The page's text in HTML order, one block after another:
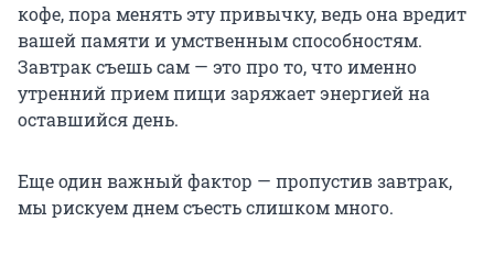
кофе, пора менять эту привычку, ведь она вредит
вашей памяти и умственным способностям.
Завтрак съешь сам — это про то, что именно
утренний прием пищи заряжает энергией на
оставшийся день.
Еще один важный фактор — пропустив завтрак,
мы рискуем днем съесть слишком много.